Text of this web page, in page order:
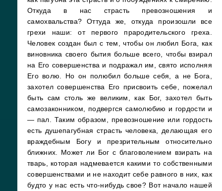
Откуда в нас страсть превозношения и
самохвальства? Оттуда же, откуда произошли все
грехи наши: от первого прародительского греха.
Человек создан был с тем, чтобы он любил Бога, как
виновника своего бытия больше всего, чтобы взирал
на Его совершенства и подражал им, свято исполняя
Его волю. Но он полюбил больше себя, а не Бога,
захотел совершенства Его присвоить себе, пожелал
быть сам столь же великим, как Бог, захотел быть
самозаконником, подвергся самолюбию и гордости и
— пал. Таким образом, превозношение или гордость
есть душепагубная страсть человека, делающая его
враждебным Богу и презрительным относительно
ближних. Может ли Бог с благоволением взирать на
тварь, которая надмевается какими то собственными
совершенствами и не находит себе равного в них, как
будто у нас есть что-нибудь свое? Вот начало нашей